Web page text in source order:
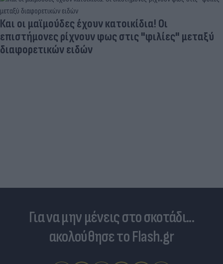
Και οι μαϊμούδες έχουν κατοικίδια! Οι
επιστήμονες ρίχνουν φως στις "φιλίες" μεταξύ
διαφορετικών ειδών
Για να μην μένεις στο σκοτάδι...
ακολούθησε το Flash.gr